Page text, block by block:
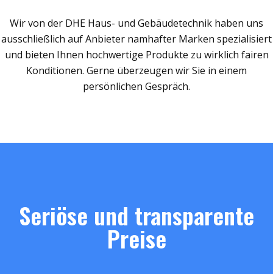
Wir von der DHE Haus- und Gebäudetechnik haben uns
ausschließlich auf Anbieter namhafter Marken spezialisiert
und bieten Ihnen hochwertige Produkte zu wirklich fairen
Konditionen. Gerne überzeugen wir Sie in einem
persönlichen Gespräch.
Seriöse und transparente
Preise